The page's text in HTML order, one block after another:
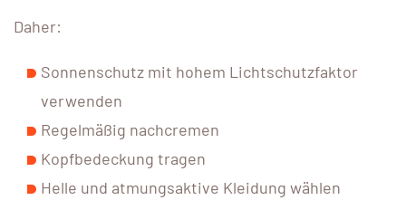
Daher:
Sonnenschutz mit hohem Lichtschutzfaktor
verwenden
Regelmäßig nachcremen
Kopfbedeckung tragen
Helle und atmungsaktive Kleidung wählen